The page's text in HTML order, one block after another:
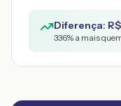
Diferença: R$
336% a mais